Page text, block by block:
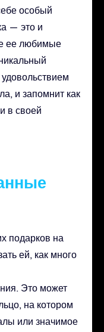
особый
— это и
ее любимые
и запомнит как
в своей
подарков на
ей, как много
Это может
на котором
или значимое